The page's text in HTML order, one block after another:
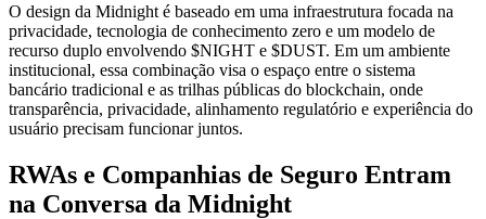
O design da Midnight é baseado em uma infraestrutura focada na
privacidade, tecnologia de conhecimento zero e um modelo de
recurso duplo envolvendo $NIGHT e $DUST. Em um ambiente
institucional, essa combinação visa o espaço entre o sistema
bancário tradicional e as trilhas públicas do blockchain, onde
transparência, privacidade, alinhamento regulatório e experiência do
usuário precisam funcionar juntos.
RWAs e Companhias de Seguro Entram
na Conversa da Midnight